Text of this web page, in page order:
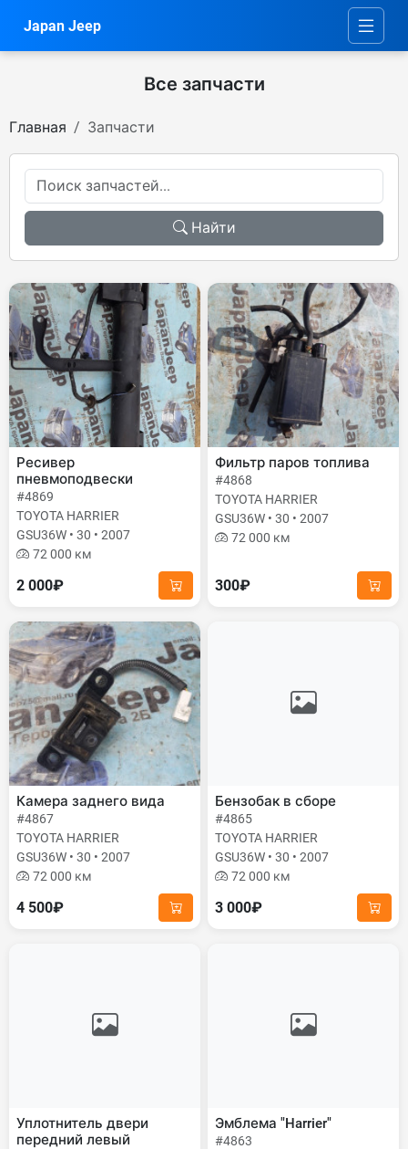
Japan Jeep
Все запчасти
Главная Запчасти
Найти
Ресивер
пневмоподвески
#4869
TOYOTA HARRIER
GSU36W • 30 • 2007
72 000 км
2 000₽
Фильтр паров топлива
#4868
TOYOTA HARRIER
GSU36W • 30 • 2007
72 000 км
300₽
Камера заднего вида
#4867
TOYOTA HARRIER
GSU36W • 30 • 2007
72 000 км
4 500₽
Бензобак в сборе
#4865
TOYOTA HARRIER
GSU36W • 30 • 2007
72 000 км
3 000₽
Уплотнитель двери
передний левый
Эмблема "Harrier"
#4863